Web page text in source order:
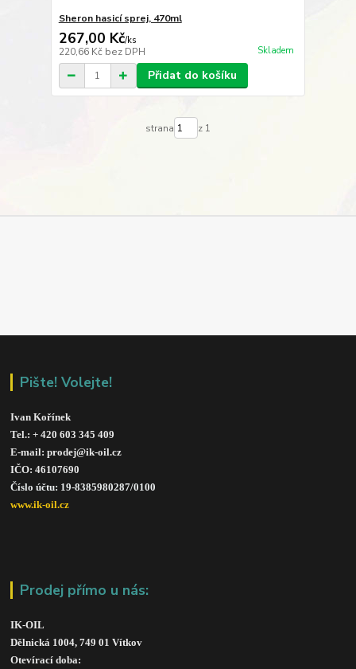
Sheron hasicí sprej, 470ml
267,00 Kč/ks
220,66 Kč bez DPH Skladem
Přidat do košíku
strana z 1
Pište! Volejte!
Ivan Kořínek
Tel.: + 420 603 345 409
E-mail: prodej@ik-oil.cz
IČO: 46107690
Číslo účtu: 19-8385980287/0100
www.ik-oil.cz
Prodej přímo u nás:
IK-OIL
Dělnická 1004, 749 01 Vítkov
Otevírací doba: